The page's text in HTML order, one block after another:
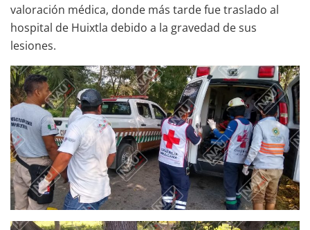
valoración médica, donde más tarde fue traslado al
hospital de Huixtla debido a la gravedad de sus
lesiones.